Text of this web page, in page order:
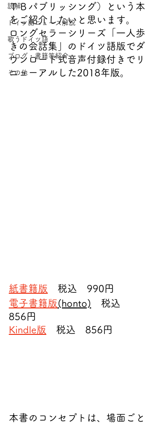
読解
ドイツ語ニュース解説
歌うドイツ語
ブログ・書籍等紹介
その他
ＴＢパブリッシング）という本
をご紹介したいと思います。
ロングセラーシリーズ「一人歩
きの会話集」のドイツ語版でダ
ウンロード式音声付録付きでリ
ニューアルした2018年版。
紙書籍版 税込　990円
電子書籍版(honto) 税込
856円
Kindle版 税込　856円
本書のコンセプトは、場面ごと